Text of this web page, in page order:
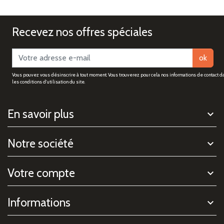
Recevez nos offres spéciales
ok
Vous pouvez vous désinscrire à tout moment. Vous trouverez pour cela nos informations de contact
les conditions d'utilisation du site.
En savoir plus
Notre société
Votre compte
Informations